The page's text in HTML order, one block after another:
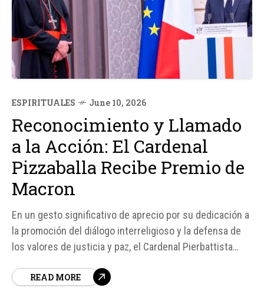
ESPIRITUALES June 10, 2026
Reconocimiento y Llamado
a la Acción: El Cardenal
Pizzaballa Recibe Premio de
Macron
En un gesto significativo de aprecio por su dedicación a
la promoción del diálogo interreligioso y la defensa de
los valores de justicia y paz, el Cardenal Pierbattista
galardonado con el rango de oficial de la Legión de
READ MORE